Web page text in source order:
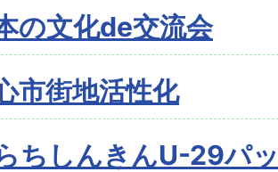
の文化de交流会
市街地活性化
ちしんきんU-29パ